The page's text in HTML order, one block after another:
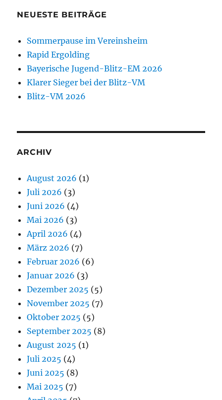
NEUESTE BEITRÄGE
Sommerpause im Vereinsheim
Rapid Ergolding
Bayerische Jugend-Blitz-EM 2026
Klarer Sieger bei der Blitz-VM
Blitz-VM 2026
ARCHIV
August 2026 (1)
Juli 2026 (3)
Juni 2026 (4)
Mai 2026 (3)
April 2026 (4)
März 2026 (7)
Februar 2026 (6)
Januar 2026 (3)
Dezember 2025 (5)
November 2025 (7)
Oktober 2025 (5)
September 2025 (8)
August 2025 (1)
Juli 2025 (4)
Juni 2025 (8)
Mai 2025 (7)